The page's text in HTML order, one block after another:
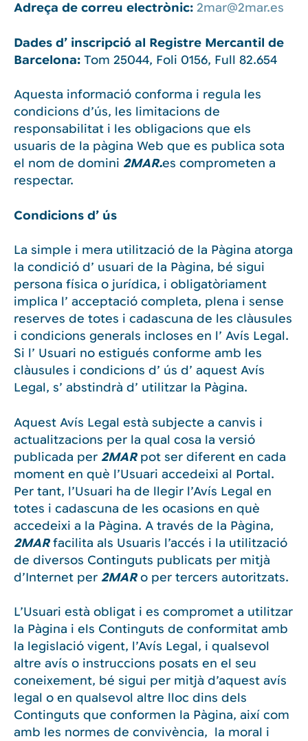
Adreça de correu electrònic: 2mar@2mar.es
Dades d’ inscripció al Registre Mercantil de
Barcelona: Tom 25044, Foli 0156, Full 82.654
Aquesta informació conforma i regula les
condicions d’ús, les limitacions de
responsabilitat i les obligacions que els
usuaris de la pàgina Web que es publica sota
el nom de domini 2MAR.es comprometen a
respectar.
Condicions d’ ús
La simple i mera utilització de la Pàgina atorga
la condició d’ usuari de la Pàgina, bé sigui
persona física o jurídica, i obligatòriament
implica l’ acceptació completa, plena i sense
reserves de totes i cadascuna de les clàusules
i condicions generals incloses en l’ Avís Legal.
Si l’ Usuari no estigués conforme amb les
clàusules i condicions d’ ús d’ aquest Avís
Legal, s’ abstindrà d’ utilitzar la Pàgina.
Aquest Avís Legal està subjecte a canvis i
actualitzacions per la qual cosa la versió
publicada per 2MAR pot ser diferent en cada
moment en què l’Usuari accedeixi al Portal.
Per tant, l’Usuari ha de llegir l’Avís Legal en
totes i cadascuna de les ocasions en què
accedeixi a la Pàgina. A través de la Pàgina,
2MARfacilita als Usuaris l’accés i la utilització
de diversos Continguts publicats per mitjà
d’Internet per 2MARo per tercers autoritzats.
L’Usuari està obligat i es compromet a utilitzar
la Pàgina i els Continguts de conformitat amb
la legislació vigent, l’Avís Legal, i qualsevol
altre avís o instruccions posats en el seu
coneixement, bé sigui per mitjà d’aquest avís
legal o en qualsevol altre lloc dins dels
Continguts que conformen la Pàgina, així com
amb les normes de convivència, la moral i